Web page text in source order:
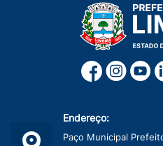
Endereço:
Paço Municipal